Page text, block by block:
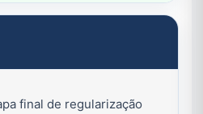
final de regularização